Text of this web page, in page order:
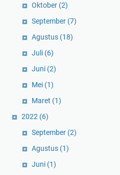
Oktober (2)
September (7)
Agustus (18)
Juli (6)
Juni (2)
Mei (1)
Maret (1)
2022 (6)
September (2)
Agustus (1)
Juni (1)